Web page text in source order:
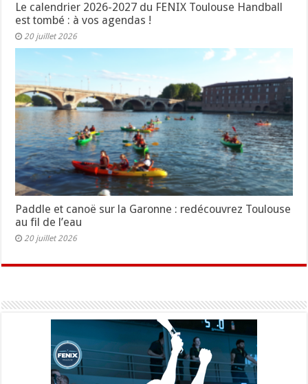
Le calendrier 2026-2027 du FENIX Toulouse Handball
est tombé : à vos agendas !
20 juillet 2026
Paddle et canoë sur la Garonne : redécouvrez Toulouse
au fil de l’eau
20 juillet 2026